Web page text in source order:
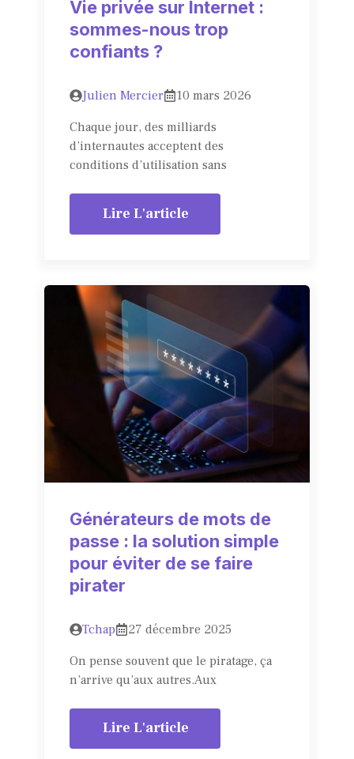
Vie privée sur Internet :
sommes-nous trop
confiants ?
Julien Mercier
10 mars 2026
Chaque jour, des milliards
d’internautes acceptent des
conditions d’utilisation sans
Lire L'article
Générateurs de mots de
passe : la solution simple
pour éviter de se faire
pirater
Tchap
27 décembre 2025
On pense souvent que le piratage, ça
n’arrive qu’aux autres.Aux
Lire L'article